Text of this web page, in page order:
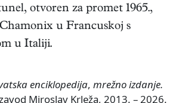
otvoren za promet 1965.,
u Francuskoj s
u Italiji.
enciklopedija, mrežno izdanje.
Miroslav Krleža, 2013. – 2026.